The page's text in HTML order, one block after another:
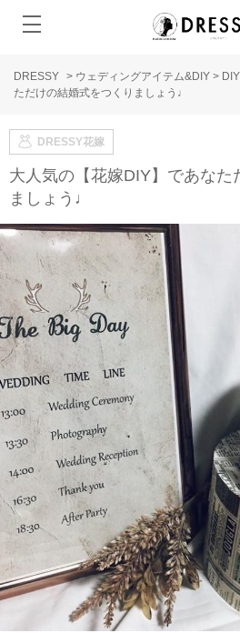
DRESSY > ウェディングアイテム&DIY > DIY
ただけの結婚式をつくりましょう♩
DRESSY花嫁
大人気の【花嫁DIY】であなた
ましょう♩